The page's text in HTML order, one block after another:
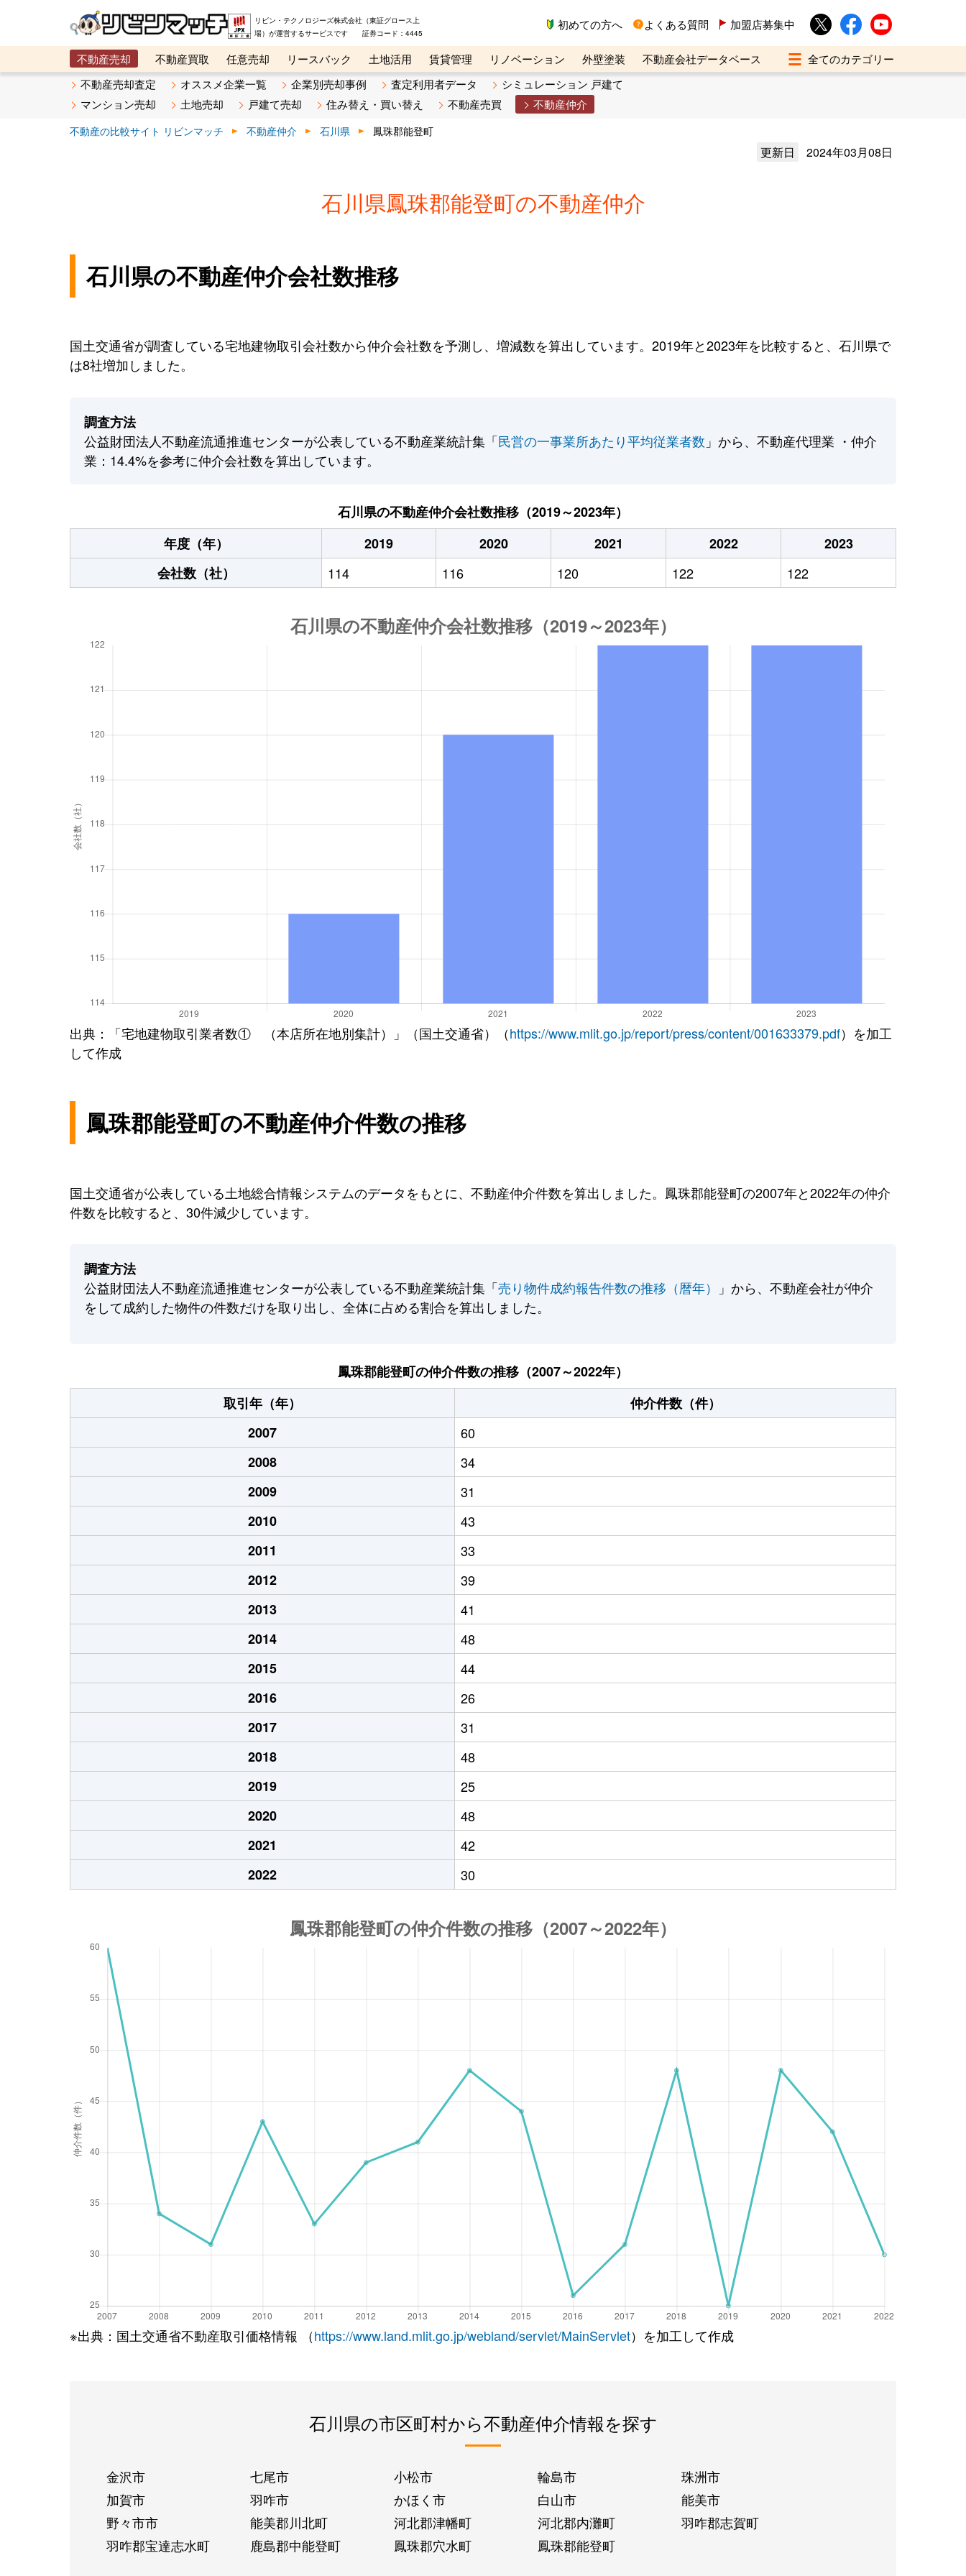
リビン・テクノロジーズ株式会社（東証グロース上
場）が運営するサービスです 証券コード：4445
初めての方へ よくある質問 加盟店募集中
不動産売却 不動産買取 任意売却 リースバック 土地活用 賃貸管理 リノベーション 外壁塗装
不動産会社データベース
メタ住宅展示場
ベスト不動産カンパニー オンライン講座 リビンマガジンBiz 不動産売却ご相談デスク
不動産売却査定 オススメ企業一覧 企業別売却事例 査定利用者データ
シミュレーション 戸建て
マンション売却
土地売却 戸建て売却 住み替え・買い替え 不動産売買 不動産仲介
不動産の比較サイト リビンマッチ 不動産仲介 石川県 鳳珠郡能登町
更新日 2024年03月08日
石川県鳳珠郡能登町の不動産仲介
石川県の不動産仲介会社数推移
国土交通省が調査している宅地建物取引会社数から仲介会社数を予測し、増減数を算出しています。2019年と2023年を比較すると、石川県で
は8社増加しました。
調査方法
公益財団法人不動産流通推進センターが公表している不動産業統計集「民営の一事業所あたり平均従業者数 」から、不動産代理業 ・仲介
業：14.4%を参考に仲介会社数を算出しています。
石川県の不動産仲介会社数推移（2019～2023年）
年度（年）
2019 2020 2021 2022
2023
会社数（社）
114 116 120 122 122
出典：「宅地建物取引業者数① （本店所在地別集計）」（国土交通省）（https://www.mlit.go.jp/report/press/content/001633379.pdf）を加工
して作成
鳳珠郡能登町の不動産仲介件数の推移
国土交通省が公表している土地総合情報システムのデータをもとに、不動産仲介件数を算出しました。鳳珠郡能登町の2007年と2022年の仲介
件数を比較すると、30件減少しています。
調査方法
公益財団法人不動産流通推進センターが公表している不動産業統計集「売り物件成約報告件数の推移（暦年）
」から、不動産会社が仲介
をして成約した物件の件数だけを取り出し、全体に占める割合を算出しました。
鳳珠郡能登町の仲介件数の推移（2007～2022年）
取引年（年）
仲介件数（件）
2007
60
2008
34
2009
31
2010
43
2011
33
2012
39
2013
41
2014
48
2015
44
2016
26
2017
31
2018
48
2019
25
2020
48
2021
42
2022
30
※出典：国土交通省不動産取引価格情報 （https://www.land.mlit.go.jp/webland/servlet/MainServlet）を加工して作成
石川県の市区町村から不動産仲介情報を探す
金沢市 七尾市 小松市 輪島市
珠洲市
加賀市
羽咋市 かほく市 白山市
能美市
野々市市
能美郡川北町 河北郡津幡町 河北郡内灘町
羽咋郡志賀町
羽咋郡宝達志水町
鹿島郡中能登町 鳳珠郡穴水町 鳳珠郡能登町